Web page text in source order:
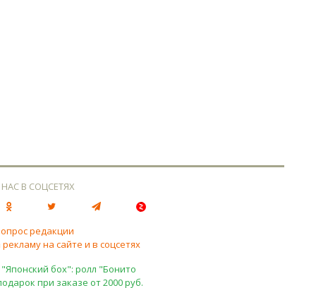
В СОЦСЕТЯХ
редакции
на сайте и в соцсетях
бох": ролл "Бонито
при заказе от 2000 руб.